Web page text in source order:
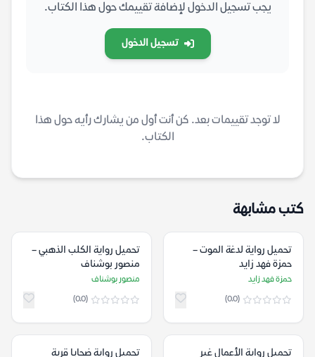
يجب تسجيل الدخول لإضافة تقييمك حول هذا الكتاب.
تسجيل الدخول
لا توجد تقييمات بعد. كن أنت أول من يشارك رأيه حول هذا
الكتاب.
كتب مشابهة
تحميل رواية لدغة الموت –
حمزة فهد زايد
حمزة فهد زايد
(0.0)
تحميل رواية الكلب الذهبي –
منصور بوشناف
منصور بوشناف
(0.0)
تحميل رواية الأعمال غير
تحميل رواية ضحايا قرية